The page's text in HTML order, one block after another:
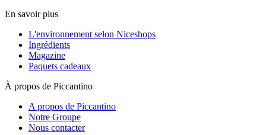
En savoir plus
L'environnement selon Niceshops
Ingrédients
Magazine
Paquets cadeaux
À propos de Piccantino
A propos de Piccantino
Notre Groupe
Nous contacter